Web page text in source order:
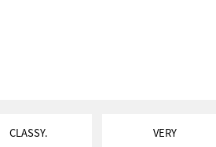
CLASSY. VERY